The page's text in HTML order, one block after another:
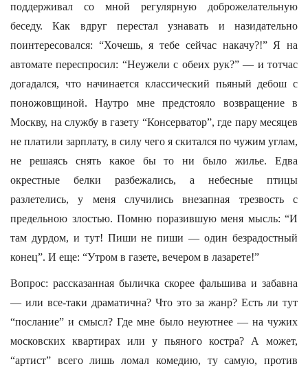
поддерживал со мной регулярную доброжелательную
беседу. Как вдруг перестал узнавать и назидательно
поинтересовался: “Хочешь, я тебе сейчас накачу?!” Я на
автомате переспросил: “Неужели с обеих рук?” — и тотчас
догадался, что начинается классический пьяный дебош с
поножовщиной. Наутро мне предстояло возвращение в
Москву, на службу в газету “Консерватор”, где пару месяцев
не платили зарплату, в силу чего я скитался по чужим углам,
не решаясь снять какое бы то ни было жилье. Едва
окрестные белки разбежались, а небесные птицы
разлетелись, у меня случились внезапная трезвость с
предельною злостью. Помню поразившую меня мысль: “И
там дурдом, и тут! Пиши не пиши — один безрадостный
конец”. И еще: “Утром в газете, вечером в лазарете!”
Вопрос: рассказанная быличка скорее фальшива и забавна
— или все-таки драматична? Что это за жанр? Есть ли тут
“послание” и смысл? Где мне было неуютнее — на чужих
московских квартирах или у пьяного костра? А может,
“артист” всего лишь ломал комедию, ту самую, против